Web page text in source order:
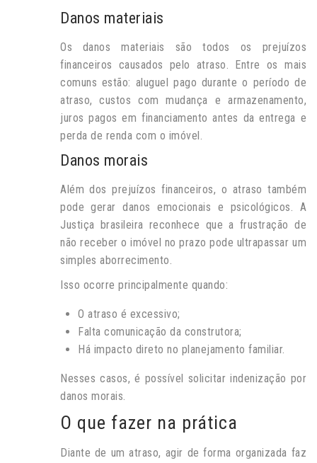
Danos materiais
Os danos materiais são todos os prejuízos
financeiros causados pelo atraso. Entre os mais
comuns estão: aluguel pago durante o período de
atraso, custos com mudança e armazenamento,
juros pagos em financiamento antes da entrega e
perda de renda com o imóvel.
Danos morais
Além dos prejuízos financeiros, o atraso também
pode gerar danos emocionais e psicológicos. A
Justiça brasileira reconhece que a frustração de
não receber o imóvel no prazo pode ultrapassar um
simples aborrecimento.
Isso ocorre principalmente quando:
O atraso é excessivo;
Falta comunicação da construtora;
Há impacto direto no planejamento familiar.
Nesses casos, é possível solicitar indenização por
danos morais.
O que fazer na prática
Diante de um atraso, agir de forma organizada faz